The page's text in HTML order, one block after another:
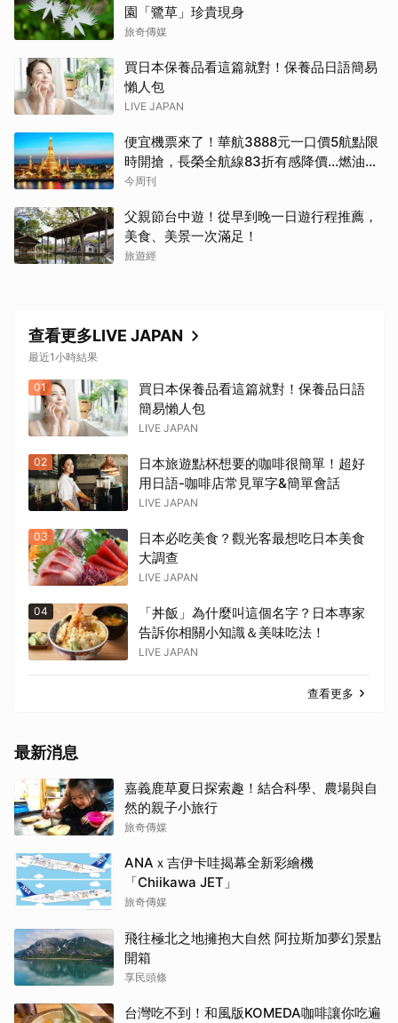
園「鷺草」珍貴現身
旅奇傳媒
買日本保養品看這篇就對！保養品日語簡易
懶人包
LIVE JAPAN
便宜機票來了！華航3888元一口價5航點限
時開搶，長榮全航線83折有感降價…燃油稅
8/9調漲早買早省
今周刊
父親節台中遊！從早到晚一日遊行程推薦，
美食、美景一次滿足！
旅遊經
查看更多LIVE JAPAN
最近1小時結果
01
買日本保養品看這篇就對！保養品日語
簡易懶人包
LIVE JAPAN
02
日本旅遊點杯想要的咖啡很簡單！超好
用日語-咖啡店常見單字&簡單會話
LIVE JAPAN
03
日本必吃美食？觀光客最想吃日本美食
大調查
LIVE JAPAN
04
「丼飯」為什麼叫這個名字？日本專家
告訴你相關小知識＆美味吃法！
LIVE JAPAN
查看更多
最新消息
嘉義鹿草夏日探索趣！結合科學、農場與自
然的親子小旅行
旅奇傳媒
ANAｘ吉伊卡哇揭幕全新彩繪機
「Chiikawa JET」
旅奇傳媒
飛往極北之地擁抱大自然 阿拉斯加夢幻景點
開箱
享民頭條
台灣吃不到！和風版KOMEDA咖啡讓你吃遍